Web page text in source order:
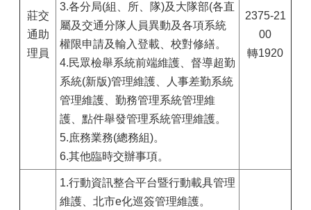
莊交
通助
理員
3.各分局(組、所、隊)及大隊部(各直
屬及交通分隊人員異動及各項系統
權限申請及輸入登載、校對修繕。
4.民眾檢舉系統前端維護、督導超勤
系統(新版)管理維護、人事差勤系統
管理維護、勤務管理系統管理維
護、點件舉發管理系統管理維護。
5.庶務業務(總務組)。
6.其他臨時交辦事項。
2375-21
00
轉1920
1.行動資訊整合平台暨行動載具管理
維護、北市e化巡簽管理維護。